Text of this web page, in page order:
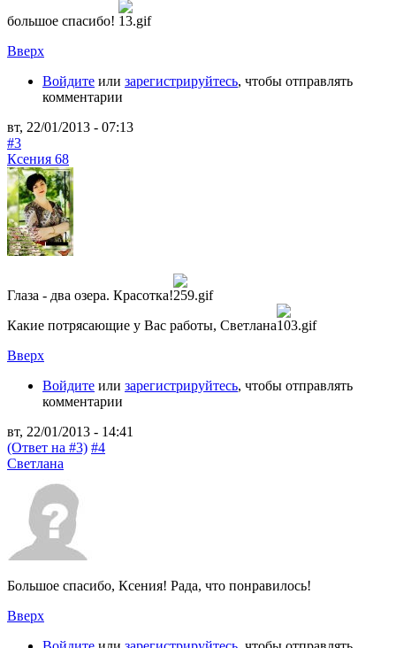
большое спасибо!
Вверх
Войдите или зарегистрируйтесь, чтобы отправлять
комментарии
вт, 22/01/2013 - 07:13
#3
Ксения 68
Глаза - два озера. Красотка!
Какие потрясающие у Вас работы, Светлана
Вверх
Войдите или зарегистрируйтесь, чтобы отправлять
комментарии
вт, 22/01/2013 - 14:41
(Ответ на #3) #4
Светлана
Большое спасибо, Ксения! Рада, что понравилось!
Вверх